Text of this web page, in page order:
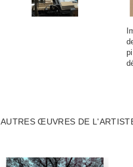
AUTRES ŒUVRES DE